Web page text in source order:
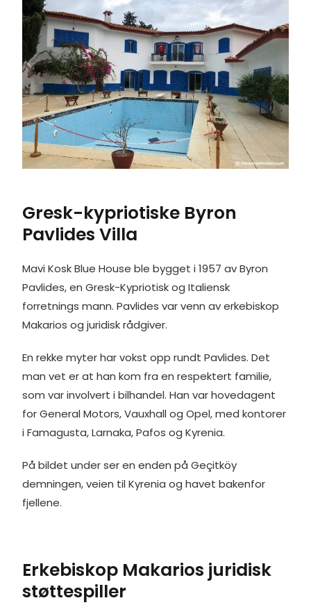
Gresk-kypriotiske Byron
Pavlides Villa
Mavi Kosk Blue House ble bygget i 1957 av Byron
Pavlides, en Gresk-Kypriotisk og Italiensk
forretnings mann. Pavlides var venn av erkebiskop
Makarios og juridisk rådgiver.
En rekke myter har vokst opp rundt Pavlides. Det
man vet er at han kom fra en respektert familie,
som var involvert i bilhandel. Han var hovedagent
for General Motors, Vauxhall og Opel, med kontorer
i Famagusta, Larnaka, Pafos og Kyrenia.
På bildet under ser en enden på Geçitköy
demningen, veien til Kyrenia og havet bakenfor
fjellene.
Erkebiskop Makarios juridisk
støttespiller